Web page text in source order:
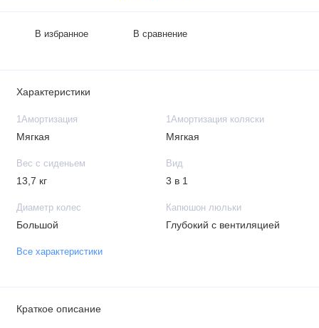
В избранное В сравнение
Характеристики
1Амортизация
Мягкая
1Амортизация коляски
Мягкая
Вес с сиденьем
13,7 кг
Вид
3 в 1
Диаметр колес
Большой
Капюшон люльки
Глубокий с вентиляцией
Все характеристики
Краткое описание